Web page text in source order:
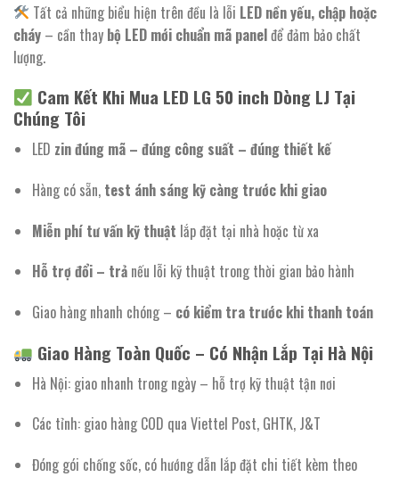
Tất cả những biểu hiện trên đều là lỗi LED nền yếu, chập hoặc
cháy – cần thay bộ LED mới chuẩn mã panelđể đảm bảo chất
lượng.
Cam Kết Khi Mua LED LG 50 inch Dòng LJ Tại
Chúng Tôi
LED zin đúng mã – đúng công suất – đúng thiết kế
Hàng có sẵn, test ánh sáng kỹ càng trước khi giao
Miễn phí tư vấn kỹ thuật lắp đặt tại nhà hoặc từ xa
Hỗ trợ đổi – trảnếu lỗi kỹ thuật trong thời gian bảo hành
Giao hàng nhanh chóng – có kiểm tra trước khi thanh toán
Giao Hàng Toàn Quốc – Có Nhận Lắp Tại Hà Nội
Hà Nội: giao nhanh trong ngày – hỗ trợ kỹ thuật tận nơi
Các tỉnh: giao hàng COD qua Viettel Post, GHTK, J&T
Đóng gói chống sốc, có hướng dẫn lắp đặt chi tiết kèm theo